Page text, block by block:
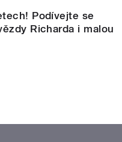
Podívejte se
Richarda i malou